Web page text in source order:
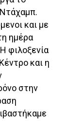
και με
ημέρα
φιλοξενία
και η
στην